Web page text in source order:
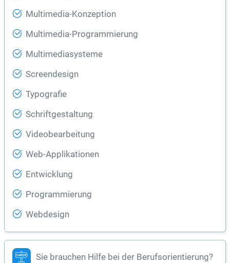
Multimedia-Konzeption
Multimedia-Programmierung
Multimediasysteme
Screendesign
Typografie
Schriftgestaltung
Videobearbeitung
Web-Applikationen
Entwicklung
Programmierung
Webdesign
Sie brauchen Hilfe bei der Berufsorientierung?